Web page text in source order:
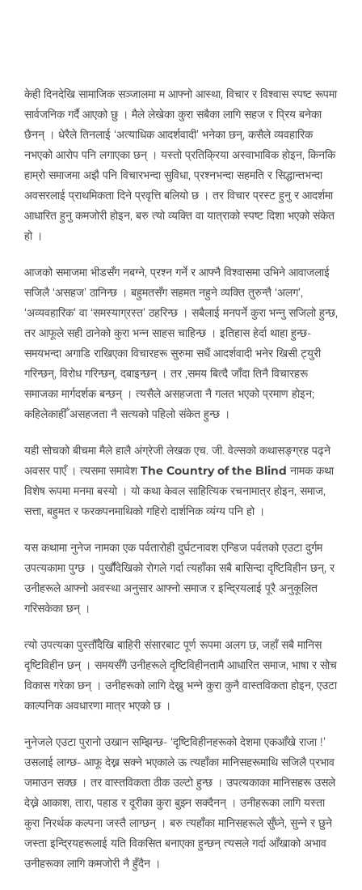
केही दिनदेखि सामाजिक सञ्जालमा म आफ्नो आस्था, विचार र विश्वास स्पष्ट रूपमा
सार्वजनिक गर्दै आएको छु । मैले लेखेका कुरा सबैका लागि सहज र प्रिय बनेका
छैनन् । धेरैले तिनलाई ‘अत्याधिक आदर्शवादी’ भनेका छन्, कसैले व्यवहारिक
नभएको आरोप पनि लगाएका छन् । यस्तो प्रतिक्रिया अस्वाभाविक होइन, किनकि
हाम्रो समाजमा अझै पनि विचारभन्दा सुविधा, प्रश्नभन्दा सहमति र सिद्धान्तभन्दा
अवसरलाई प्राथमिकता दिने प्रवृत्ति बलियो छ । तर विचार प्रस्ट हुनु र आदर्शमा
आधारित हुनु कमजोरी होइन, बरु त्यो व्यक्ति वा यात्राको स्पष्ट दिशा भएको संकेत
हो ।
आजको समाजमा भीडसँग नबग्ने, प्रश्न गर्ने र आफ्नै विश्वासमा उभिने आवाजलाई
सजिलै ‘असहज’ ठानिन्छ । बहुमतसँग सहमत नहुने व्यक्ति तुरुन्तै ‘अलग’,
‘अव्यवहारिक’ वा ‘समस्याग्रस्त’ ठहरिन्छ । सबैलाई मनपर्ने कुरा भन्नु सजिलो हुन्छ,
तर आफूले सही ठानेको कुरा भन्न साहस चाहिन्छ । इतिहास हेर्दा थाहा हुन्छ-
समयभन्दा अगाडि राखिएका विचारहरू सुरुमा सधैं आदर्शवादी भनेर खिसी ट्युरी
गरिन्छन्, विरोध गरिन्छन्, दबाइन्छन् । तर ,समय बित्दै जाँदा तिनै विचारहरू
समाजका मार्गदर्शक बन्छन् । त्यसैले असहजता नै गलत भएको प्रमाण होइन;
कहिलेकाहीँ असहजता नै सत्यको पहिलो संकेत हुन्छ ।
यही सोचको बीचमा मैले हालै अंग्रेजी लेखक एच. जी. वेल्सको कथासङ्ग्रह पढ्ने
अवसर पाएँ । त्यसमा समावेश The Country of the Blind नामक कथा
विशेष रूपमा मनमा बस्यो । यो कथा केवल साहित्यिक रचनामात्र होइन, समाज,
सत्ता, बहुमत र फरकपनमाथिको गहिरो दार्शनिक व्यंग्य पनि हो ।
यस कथामा नुनेज नामका एक पर्वतारोही दुर्घटनावश एन्डिज पर्वतको एउटा दुर्गम
उपत्यकामा पुग्छ । पुर्खौंदेखिको रोगले गर्दा त्यहाँका सबै बासिन्दा दृष्टिविहीन छन्, र
उनीहरूले आफ्नो अवस्था अनुसार आफ्नो समाज र इन्द्रियलाई पूरै अनुकूलित
गरिसकेका छन् ।
त्यो उपत्यका पुस्तौँदेखि बाहिरी संसारबाट पूर्ण रूपमा अलग छ, जहाँ सबै मानिस
दृष्टिविहीन छन् । समयसँगै उनीहरूले दृष्टिविहीनतामै आधारित समाज, भाषा र सोच
विकास गरेका छन् । उनीहरूको लागि देख्नु भन्ने कुरा कुनै वास्तविकता होइन, एउटा
काल्पनिक अवधारणा मात्र भएको छ ।
नुनेजले एउटा पुरानो उखान सम्झिन्छ- ‘दृष्टिविहीनहरूको देशमा एकआँखे राजा !’
उसलाई लाग्छ- आफू देख्न सक्ने भएकाले ऊ त्यहाँका मानिसहरूमाथि सजिलै प्रभाव
जमाउन सक्छ । तर वास्तविकता ठीक उल्टो हुन्छ । उपत्यकाका मानिसहरू उसले
देख्ने आकाश, तारा, पहाड र दूरीका कुरा बुझ्न सक्दैनन् । उनीहरूका लागि यस्ता
कुरा निरर्थक कल्पना जस्तै लाग्छन् । बरु त्यहाँका मानिसहरूले सुँघ्ने, सुन्ने र छुने
जस्ता इन्द्रियहरूलाई यति विकसित बनाएका हुन्छन् त्यसले गर्दा आँखाको अभाव
उनीहरूका लागि कमजोरी नै हुँदैन ।